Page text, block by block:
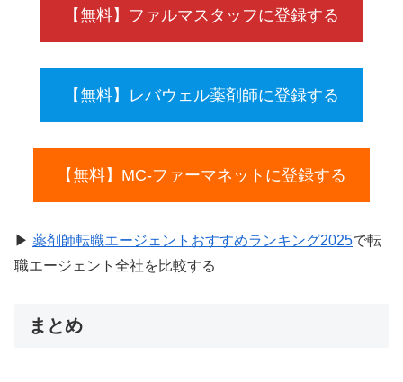
【無料】ファルマスタッフに登録する
【無料】レバウェル薬剤師に登録する
【無料】MC-ファーマネットに登録する
▶ 薬剤師転職エージェントおすすめランキング2025で転
職エージェント全社を比較する
まとめ